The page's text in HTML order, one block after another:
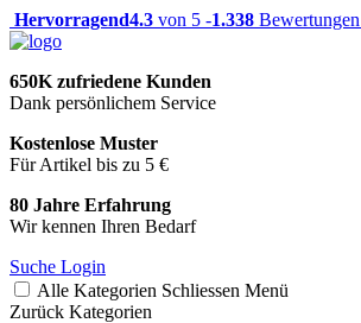
Hervorragend4.3 von 5 -1.338 Bewertungen
650K zufriedene Kunden
Dank persönlichem Service
Kostenlose Muster
Für Artikel bis zu 5 €
80 Jahre Erfahrung
Wir kennen Ihren Bedarf
Suche Login
Alle Kategorien Schliessen Menü
Zurück Kategorien